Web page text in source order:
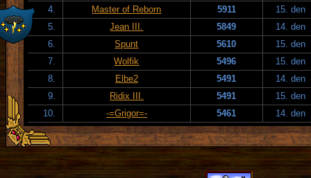
4.
Master of Reborn 5911
15. den
5.
Jean III. 5849
14. den
6.
Spunt 5610
15. den
7.
Wolfik 5496
15. den
8.
Elbe2 5491
14. den
9.
Ridix III. 5491
15. den
10.
-=Grigor=- 5461 14. den